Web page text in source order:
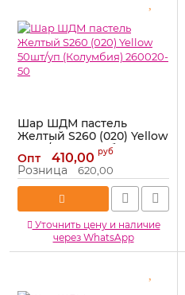
Шар ШДМ пастель
Желтый S260 (020) Yellow
50шт/уп (Колумбия)
260020-50
Артикул: 260020-50
Опт 410,00 руб
Розница 620,00
Уточнить цену и наличие
через WhatsApp